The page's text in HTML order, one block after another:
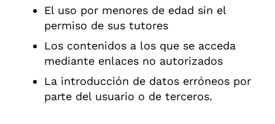
El uso por menores de edad sin el
permiso de sus tutores
Los contenidos a los que se acceda
mediante enlaces no autorizados
La introducción de datos erróneos por
parte del usuario o de terceros.